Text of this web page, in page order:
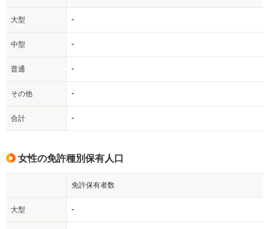
大型 -
中型 -
普通 -
その他 -
合計 -
女性の免許種別保有人口
免許保有者数
大型 -